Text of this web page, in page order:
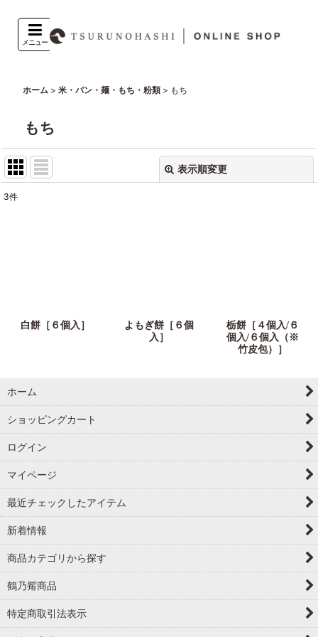
メニュー
ホーム > 米・パン・麺・もち・粉類 > もち
もち
表示順変更
3件
白餅［６個入］
よもぎ餅［６個
入］
栃餅［４個入/６
個入/６個入（※
竹皮包）］
ホーム
ショッピングカート
ログイン
マイページ
最近チェックしたアイテム
新着情報
商品カテゴリから探す
鶴乃觜商品
特定商取引法表示